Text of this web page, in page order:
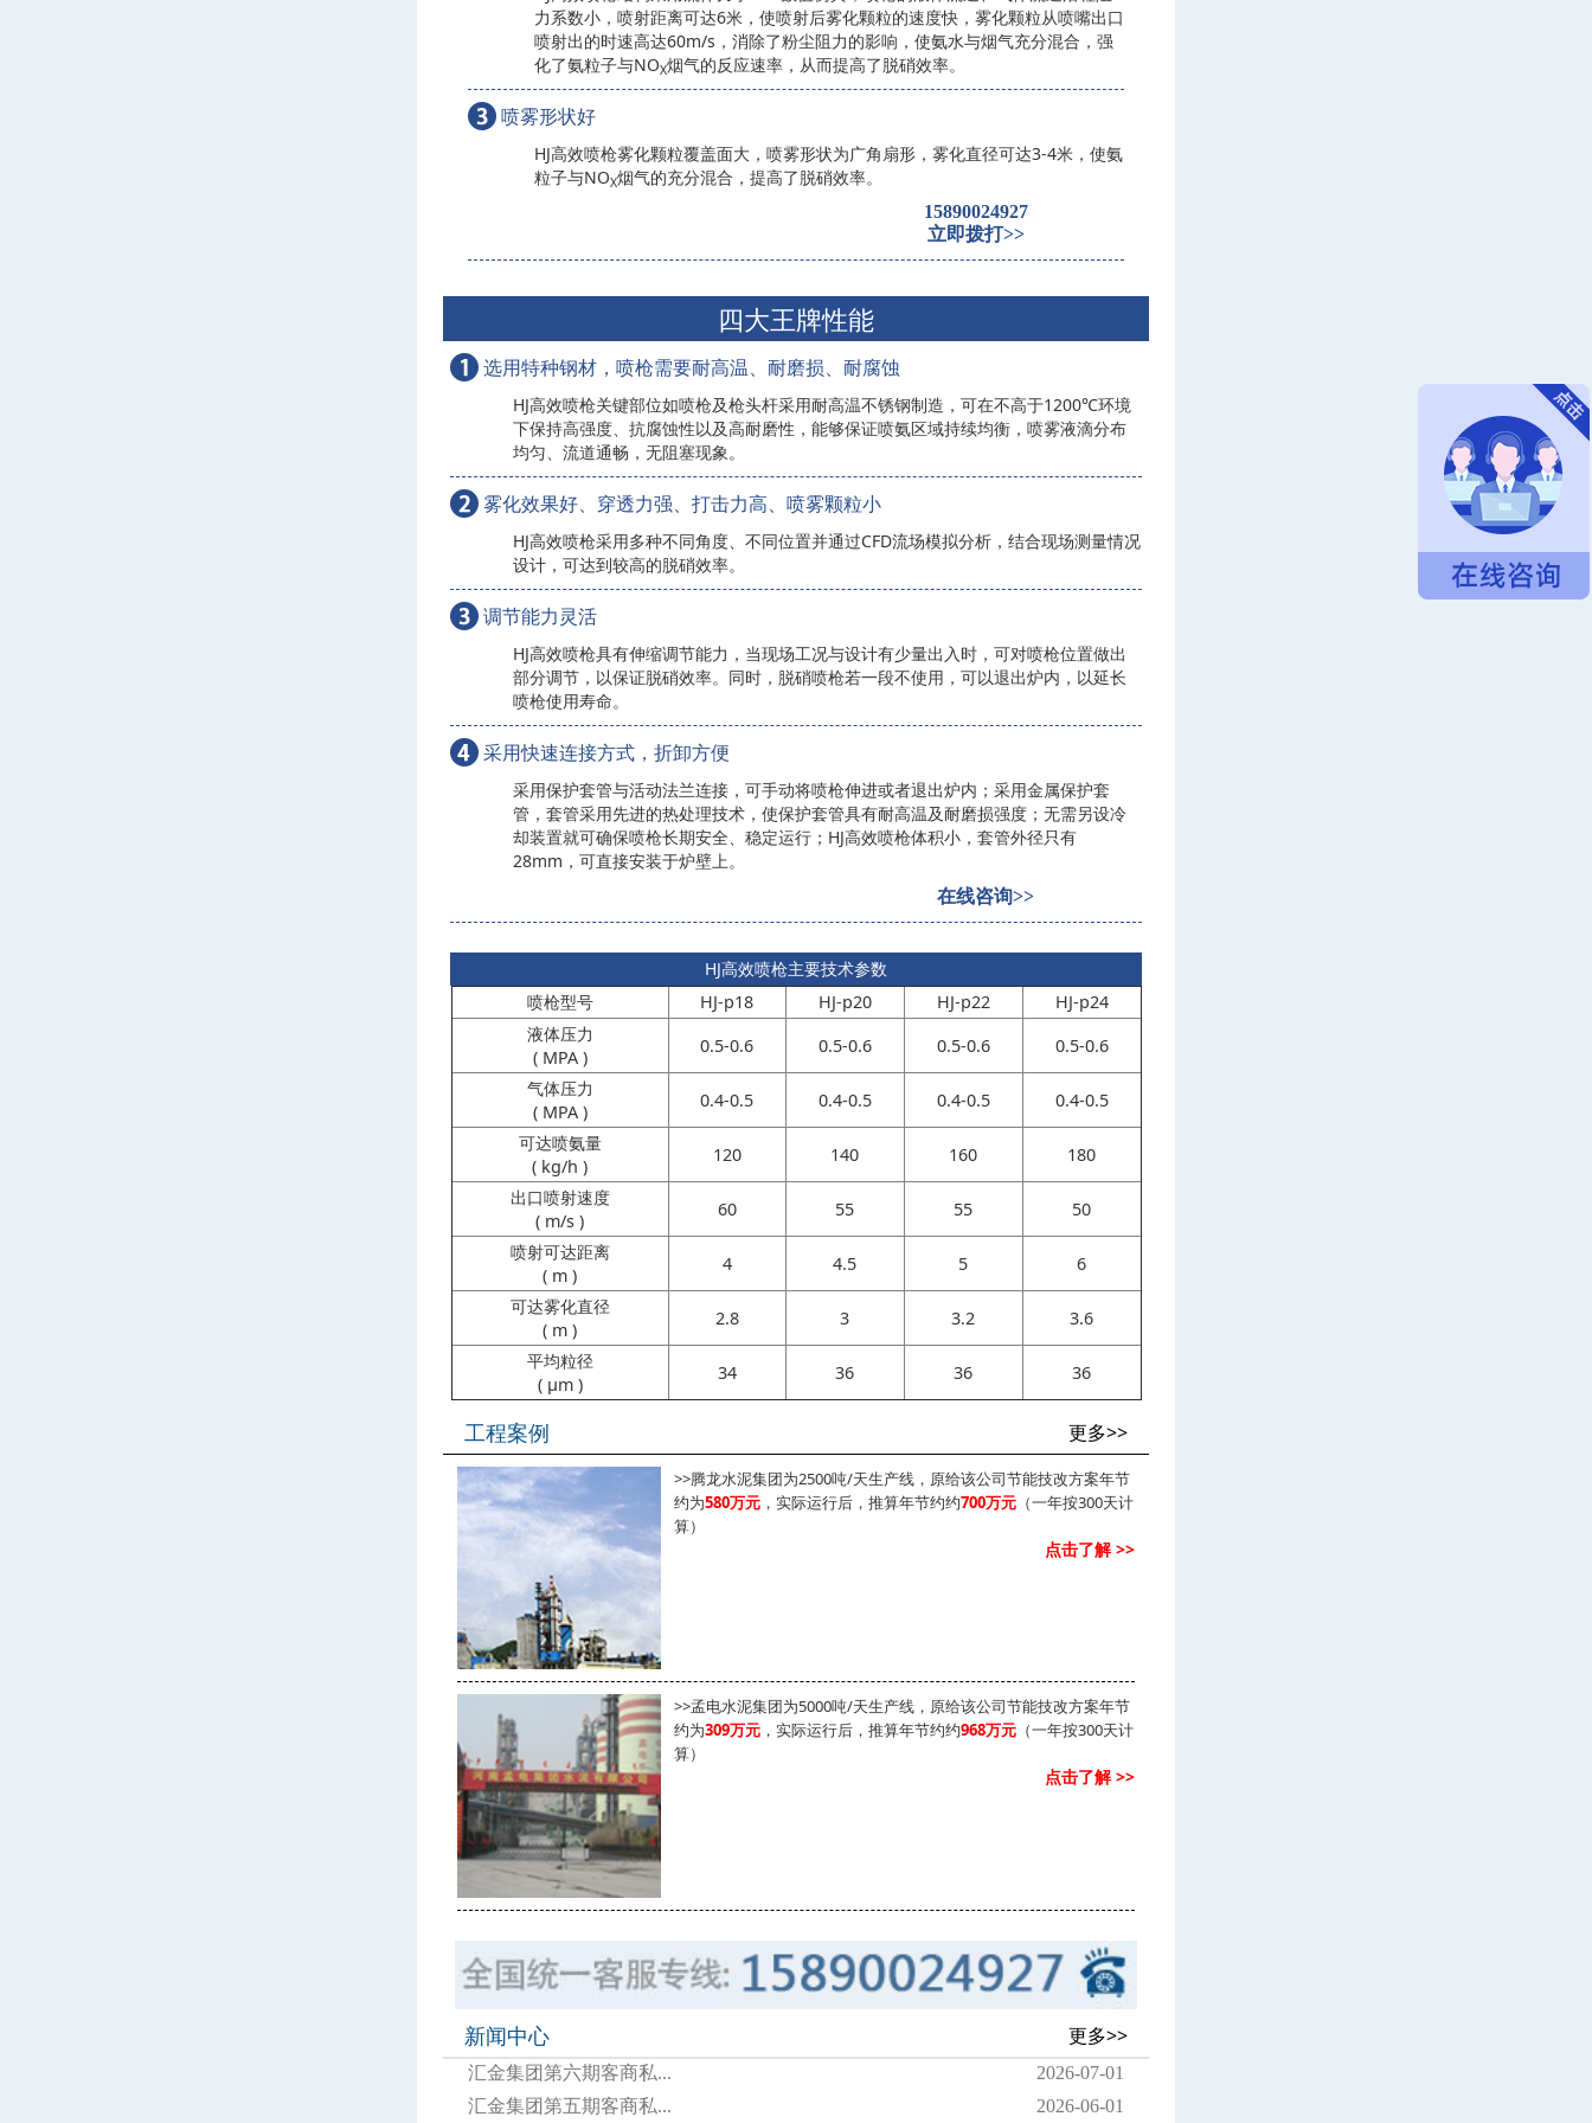
力系数小，喷射距离可达6米，使喷射后雾化颗粒的速度快，雾化颗粒从喷嘴出口
喷射出的时速高达60m/s，消除了粉尘阻力的影响，使氨水与烟气充分混合，强
化了氨粒子与NOX烟气的反应速率，从而提高了脱硝效率。
喷雾形状好
HJ高效喷枪雾化颗粒覆盖面大，喷雾形状为广角扇形，雾化直径可达3-4米，使氨
粒子与NOX烟气的充分混合，提高了脱硝效率。
15890024927
立即拨打>>
四大王牌性能
选用特种钢材，喷枪需要耐高温、耐磨损、耐腐蚀
HJ高效喷枪关键部位如喷枪及枪头杆采用耐高温不锈钢制造，可在不高于1200℃环境
下保持高强度、抗腐蚀性以及高耐磨性，能够保证喷氨区域持续均衡，喷雾液滴分布
均匀、流道通畅，无阻塞现象。
雾化效果好、穿透力强、打击力高、喷雾颗粒小
HJ高效喷枪采用多种不同角度、不同位置并通过CFD流场模拟分析，结合现场测量情况
设计，可达到较高的脱硝效率。
调节能力灵活
HJ高效喷枪具有伸缩调节能力，当现场工况与设计有少量出入时，可对喷枪位置做出
部分调节，以保证脱硝效率。同时，脱硝喷枪若一段不使用，可以退出炉内，以延长
喷枪使用寿命。
采用快速连接方式，折卸方便
采用保护套管与活动法兰连接，可手动将喷枪伸进或者退出炉内；采用金属保护套
管，套管采用先进的热处理技术，使保护套管具有耐高温及耐磨损强度；无需另设冷
却装置就可确保喷枪长期安全、稳定运行；HJ高效喷枪体积小，套管外径只有
28mm，可直接安装于炉壁上。
在线咨询>>
HJ高效喷枪主要技术参数
喷枪型号
HJ-p18 HJ-p20 HJ-p22
HJ-p24
液体压力
( MPA )
0.5-0.6 0.5-0.6 0.5-0.6
0.5-0.6
气体压力
( MPA )
0.4-0.5 0.4-0.5 0.4-0.5
0.4-0.5
可达喷氨量
( kg/h )
120 140 160
180
出口喷射速度
( m/s )
60 55 55
50
喷射可达距离
( m )
4 4.5 5
6
可达雾化直径
( m )
2.8 3 3.2
3.6
平均粒径
( μm )
34 36 36 36
工程案例 更多>>
>>腾龙水泥集团为2500吨/天生产线，原给该公司节能技改方案年节
约为580万元 ，实际运行后，推算年节约约700万元 （一年按300天计
算）
点击了解 >>
>>孟电水泥集团为5000吨/天生产线，原给该公司节能技改方案年节
约为309万元 ，实际运行后，推算年节约约968万元 （一年按300天计
算）
点击了解 >>
新闻中心 更多>>
汇金集团第六期客商私...
2026-07-01
汇金集团第五期客商私...
2026-06-01